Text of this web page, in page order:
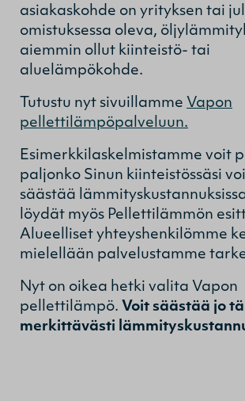
asiakaskohde on yrityksen tai
omistuksessa oleva,
aiemmin ollut kiinteistö- tai
aluelämpökohde.
Tutustu nyt sivuillamme Vapon
pellettilämpöpalveluun.
Esimerkkilaskelmistamme voit
paljonko Sinun kiinteistössäsi
säästää
löydät myös Pellettilämmön
Alueelliset yhteyshenkilömme
mielellään palvelustamme
Nyt on oikea hetki valita Vapon
pellettilämpö. Voit säästää jo
merkittävästi